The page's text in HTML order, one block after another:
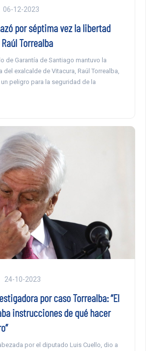
06-12-2023
por séptima vez la libertad
Torrealba
de Garantía de Santiago mantuvo la
del exalcalde de Vitacura, Raúl Torrealba,
peligro para la seguridad de la
24-10-2023
por caso Torrealba: “El
instrucciones de qué hacer
por el diputado Luis Cuello, dio a